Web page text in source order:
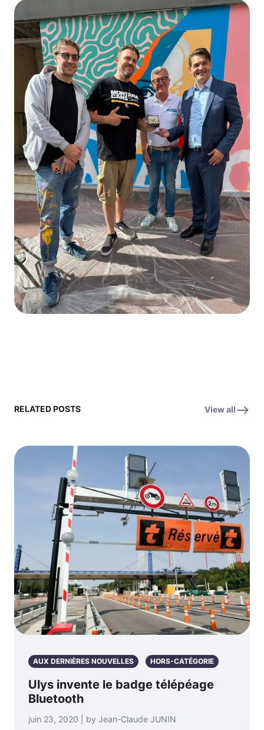
RELATED POSTS View all
AUX DERNIÈRES NOUVELLES HORS-CATÉGORIE
Ulys invente le badge télépéage
Bluetooth
juin 23, 2020 | by Jean-Claude JUNIN